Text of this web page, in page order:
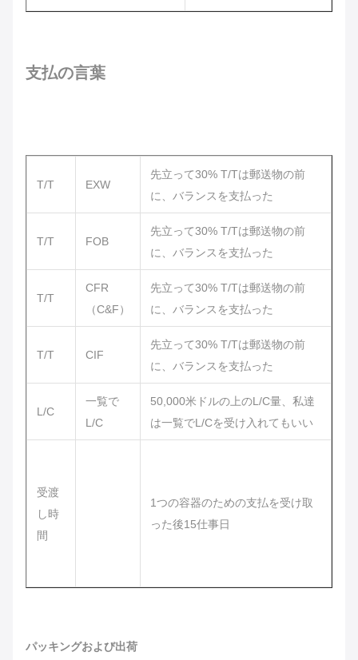
支払の言葉
T/T EXW
先立って30% T/Tは郵送物の前
に、バランスを支払った
T/T FOB
先立って30% T/Tは郵送物の前
に、バランスを支払った
T/T
CFR
（C&F）
先立って30% T/Tは郵送物の前
に、バランスを支払った
T/T CIF
先立って30% T/Tは郵送物の前
に、バランスを支払った
L/C
一覧で
L/C
50,000米ドルの上のL/C量、私達
は一覧でL/Cを受け入れてもいい
受渡
し時
間
1つの容器のための支払を受け取
った後15仕事日
パッキングおよび出荷